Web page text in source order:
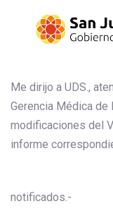
Me dirijo a UDS.,
Gerencia Médica de
modificaciones del
informe
Quedan
notificados.-